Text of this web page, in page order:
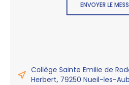
ENVOYER LE
Collège Sainte Emilie de
Herbert, 79250 Nueil-les-